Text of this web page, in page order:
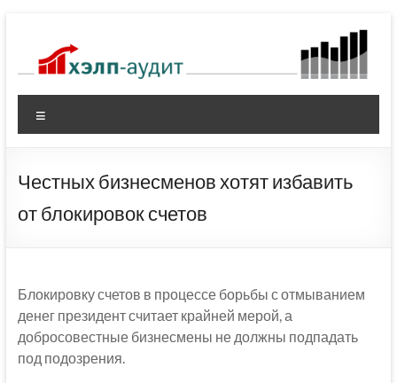
содержимому
Честных бизнесменов хотят избавить
от блокировок счетов
Блокировку счетов в процессе борьбы с отмыванием
денег президент считает крайней мерой, а
добросовестные бизнесмены не должны подпадать
под подозрения.